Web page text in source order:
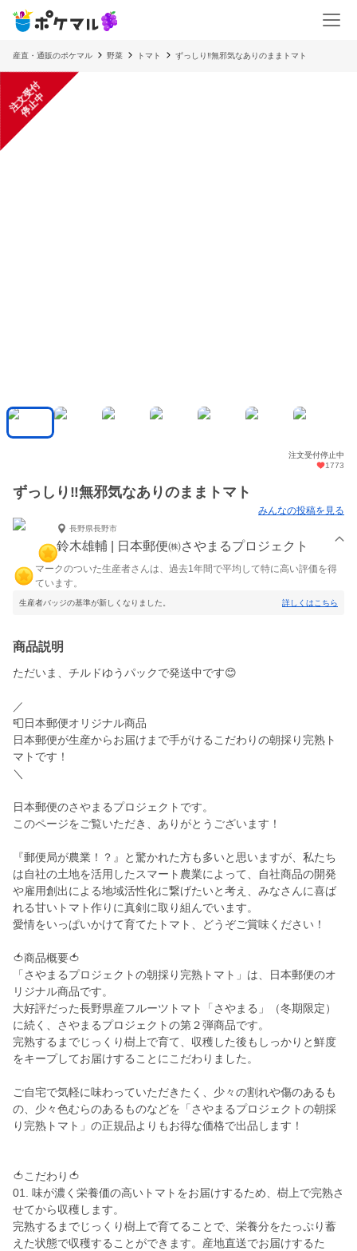
産直・通販のポケマル 野菜 トマト ずっしり‼️無邪気なありのままトマト
注
文
受
付
停
止
中
注文受付停止中
1773
ずっしり‼️無邪気なありのままトマト
みんなの投稿を見る
長野県長野市
鈴木雄輔 | 日本郵便㈱さやまるプロジェクト
マークのついた生産者さんは、過去1年間で平均して特に高い評価を得
ています。
生産者バッジの基準が新しくなりました。 詳しくはこちら
商品説明
ただいま、チルドゆうパックで発送中です😊
／
📮日本郵便オリジナル商品
日本郵便が生産からお届けまで手がけるこだわりの朝採り完熟ト
マトです！
＼
日本郵便のさやまるプロジェクトです。
このページをご覧いただき、ありがとうございます！
『郵便局が農業！？』と驚かれた方も多いと思いますが、私たち
は自社の土地を活用したスマート農業によって、自社商品の開発
や雇用創出による地域活性化に繋げたいと考え、みなさんに喜ば
れる甘いトマト作りに真剣に取り組んでいます。
愛情をいっぱいかけて育てたトマト、どうぞご賞味ください！
🍅商品概要🍅
「さやまるプロジェクトの朝採り完熟トマト」は、日本郵便のオ
リジナル商品です。
大好評だった長野県産フルーツトマト「さやまる」（冬期限定）
に続く、さやまるプロジェクトの第２弾商品です。
完熟するまでじっくり樹上で育て、収穫した後もしっかりと鮮度
をキープしてお届けすることにこだわりました。
ご自宅で気軽に味わっていただきたく、少々の割れや傷のあるも
の、少々色むらのあるものなどを「さやまるプロジェクトの朝採
り完熟トマト」の正規品よりもお得な価格で出品します！
🍅こだわり🍅
01. 味が濃く栄養価の高いトマトをお届けするため、樹上で完熟さ
せてから収穫します。
完熟するまでじっくり樹上で育てることで、栄養分をたっぷり蓄
えた状態で収穫することができます。産地直送でお届けするた